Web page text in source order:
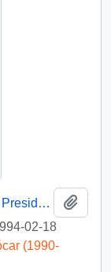
[ Carta: petición de entrevista a S . E El Presidente de la República, de la Federación Industrial Ferroviaria de Chile ]
02-18
(1990-